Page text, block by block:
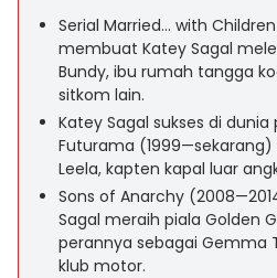
Serial Married... with
membuat Katey Sagal
Bundy, ibu rumah tangga
sitkom lain.
Katey Sagal sukses di
Futurama
Leela, kapten kapal luar
Sons of Anarchy
Sagal meraih piala Golden
perannya sebagai Gemma
klub motor.